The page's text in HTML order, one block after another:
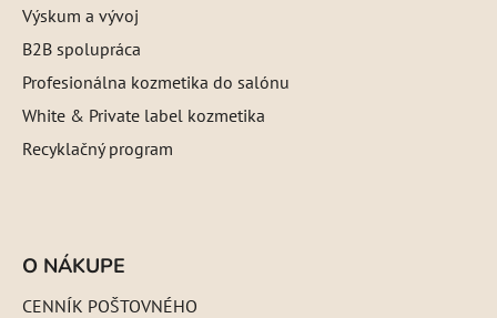
Výskum a vývoj
B2B spolupráca
Profesionálna kozmetika do salónu
White & Private label kozmetika
Recyklačný program
O NÁKUPE
CENNÍK POŠTOVNÉHO